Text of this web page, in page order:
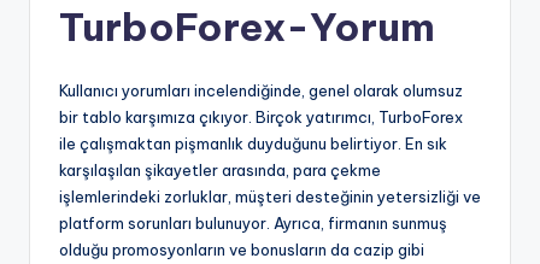
TurboForex-Yorum
Kullanıcı yorumları incelendiğinde, genel olarak olumsuz
bir tablo karşımıza çıkıyor. Birçok yatırımcı, TurboForex
ile çalışmaktan pişmanlık duyduğunu belirtiyor. En sık
karşılaşılan şikayetler arasında, para çekme
işlemlerindeki zorluklar, müşteri desteğinin yetersizliği ve
platform sorunları bulunuyor. Ayrıca, firmanın sunmuş
olduğu promosyonların ve bonusların da cazip gibi